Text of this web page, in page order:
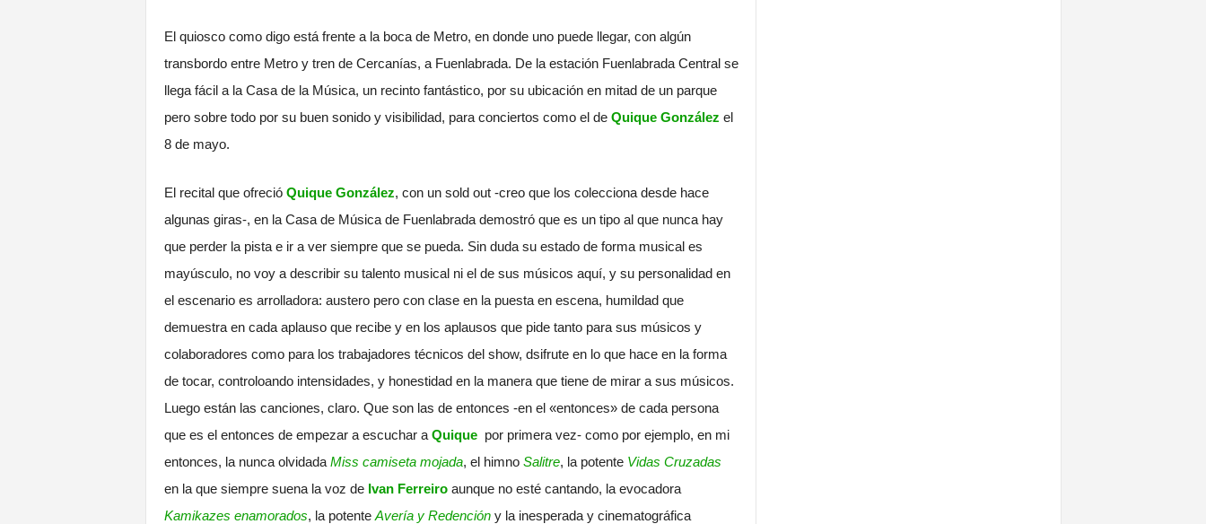
El quiosco como digo está frente a la boca de Metro, en donde uno puede llegar, con algún
transbordo entre Metro y tren de Cercanías, a Fuenlabrada. De la estación Fuenlabrada Central se
llega fácil a la Casa de la Música, un recinto fantástico, por su ubicación en mitad de un parque
pero sobre todo por su buen sonido y visibilidad, para conciertos como el de Quique González el
8 de mayo.
El recital que ofreció Quique González, con un sold out -creo que los colecciona desde hace
algunas giras-, en la Casa de Música de Fuenlabrada demostró que es un tipo al que nunca hay
que perder la pista e ir a ver siempre que se pueda. Sin duda su estado de forma musical es
mayúsculo, no voy a describir su talento musical ni el de sus músicos aquí, y su personalidad en
el escenario es arrolladora: austero pero con clase en la puesta en escena, humildad que
demuestra en cada aplauso que recibe y en los aplausos que pide tanto para sus músicos y
colaboradores como para los trabajadores técnicos del show, dsifrute en lo que hace en la forma
de tocar, controloando intensidades, y honestidad en la manera que tiene de mirar a sus músicos.
Luego están las canciones, claro. Que son las de entonces -en el «entonces» de cada persona
que es el entonces de empezar a escuchar a Quique por primera vez- como por ejemplo, en mi
entonces, la nunca olvidada Miss camiseta mojada, el himno Salitre, la potente Vidas Cruzadas
en la que siempre suena la voz de Ivan Ferreiroaunque no esté cantando, la evocadora
Kamikazes enamorados, la potente Avería y Redencióny la inesperada y cinematográfica